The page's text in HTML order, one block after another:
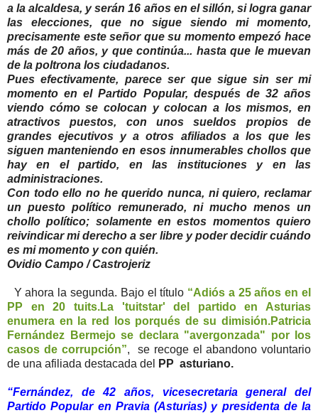
a la alcaldesa, y serán 16 años en el sillón, si logra ganar
las elecciones, que no sigue siendo mi momento,
precisamente este señor que su momento empezó hace
más de 20 años, y que continúa... hasta que le muevan
de la poltrona los ciudadanos.
Pues efectivamente, parece ser que sigue sin ser mi
momento en el Partido Popular, después de 32 años
viendo cómo se colocan y colocan a los mismos, en
atractivos puestos, con unos sueldos propios de
grandes ejecutivos y a otros afiliados a los que les
siguen manteniendo en esos innumerables chollos que
hay en el partido, en las instituciones y en las
administraciones.
Con todo ello no he querido nunca, ni quiero, reclamar
un puesto político remunerado, ni mucho menos un
chollo político; solamente en estos momentos quiero
reivindicar mi derecho a ser libre y poder decidir cuándo
es mi momento y con quién.
Ovidio Campo / Castrojeriz
Y ahora la segunda. Bajo el título “Adiós a 25 años en el
PP en 20 tuits.La 'tuitstar' del partido en Asturias
enumera en la red los porqués de su dimisión.Patricia
Fernández Bermejo se declara "avergonzada" por los
casos de corrupción”, se recoge el abandono voluntario
de una afiliada destacada del
PP asturiano.
“Fernández, de 42 años, vicesecretaria general del
Partido Popular en Pravia (Asturias) y presidenta de la